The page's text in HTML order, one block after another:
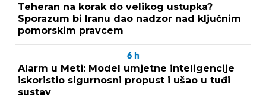
Teheran na korak do velikog ustupka?
Sporazum bi Iranu dao nadzor nad ključnim
pomorskim pravcem
6 h
Alarm u Meti: Model umjetne inteligencije
iskoristio sigurnosni propust i ušao u tuđi
sustav